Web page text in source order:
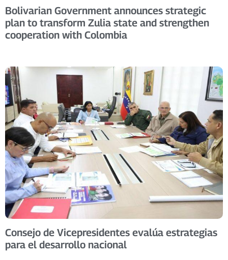
Bolivarian Government announces strategic
plan to transform Zulia state and strengthen
cooperation with Colombia
Consejo de Vicepresidentes evalúa estrategias
para el desarrollo nacional